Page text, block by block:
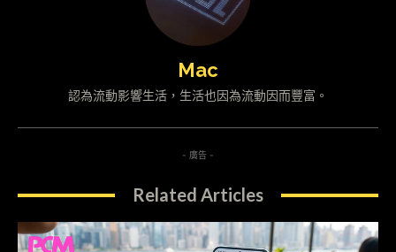
Mac
認為流動影響生活，生活也因為流動因而豐富。
- 廣告 -
Related Articles